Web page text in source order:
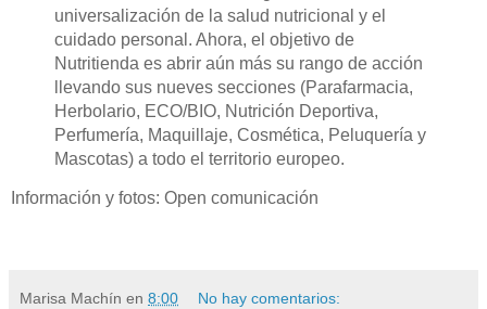
universalización de la salud nutricional y el
cuidado personal. Ahora, el objetivo de
Nutritienda es abrir aún más su rango de acción
llevando sus nueves secciones (Parafarmacia,
Herbolario, ECO/BIO, Nutrición Deportiva,
Perfumería, Maquillaje, Cosmética, Peluquería y
Mascotas) a todo el territorio europeo.
Información y fotos: Open comunicación
Marisa Machín en 8:00 No hay comentarios: